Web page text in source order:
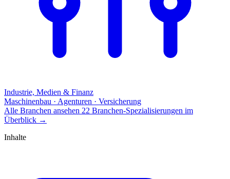
Industrie, Medien & Finanz
Maschinenbau · Agenturen · Versicherung
Alle Branchen ansehen 22 Branchen-Spezialisierungen im
Überblick →
Inhalte